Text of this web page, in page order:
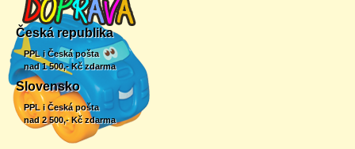
Česká republika
PPL i Česká pošta
nad 1 500,- Kč zdarma
Slovensko
PPL i Česká pošta
nad 2 500,- Kč zdarma